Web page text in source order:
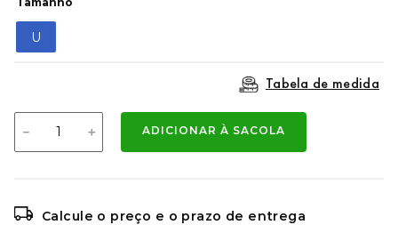
U
Tabela de medida
＋
－ ADICIONAR À SACOLA
Calcule o preço e o prazo de entrega
10º moletom